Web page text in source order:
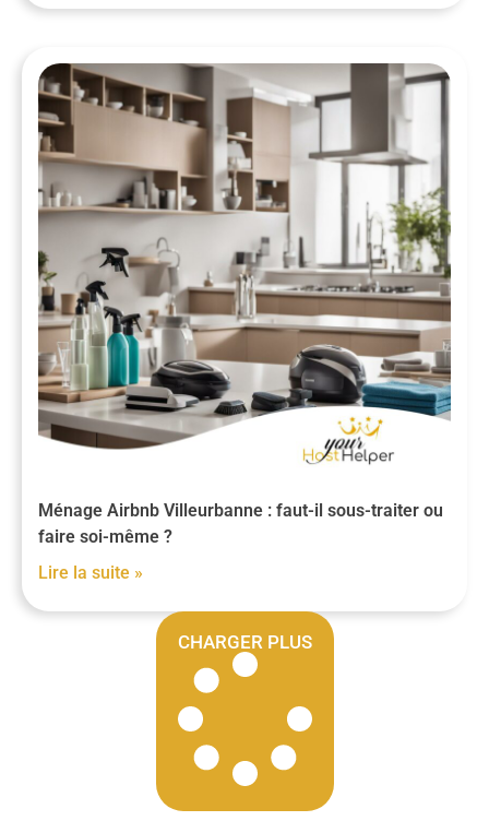
Ménage Airbnb Villeurbanne : faut-il sous-traiter ou
faire soi-même ?
Lire la suite »
CHARGER PLUS